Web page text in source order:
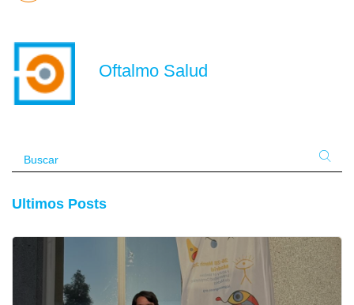
Oftalmo Salud
Ultimos Posts